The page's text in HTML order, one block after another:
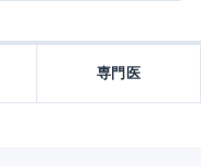
専門医